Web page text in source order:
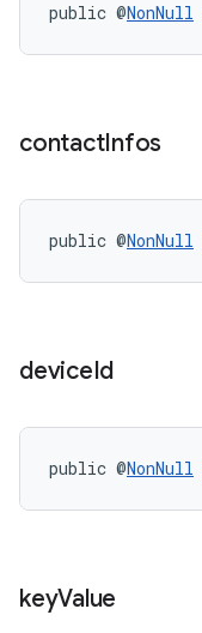
public @NonNull
contactInfos
public @NonNull
deviceId
public @NonNull
keyValue